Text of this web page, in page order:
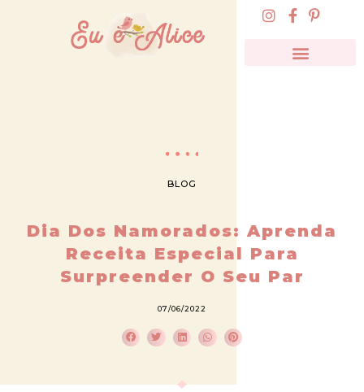
BLOG
Dia Dos Namorados: Aprenda
Receita Especial Para
Surpreender O Seu Par
07/06/2022